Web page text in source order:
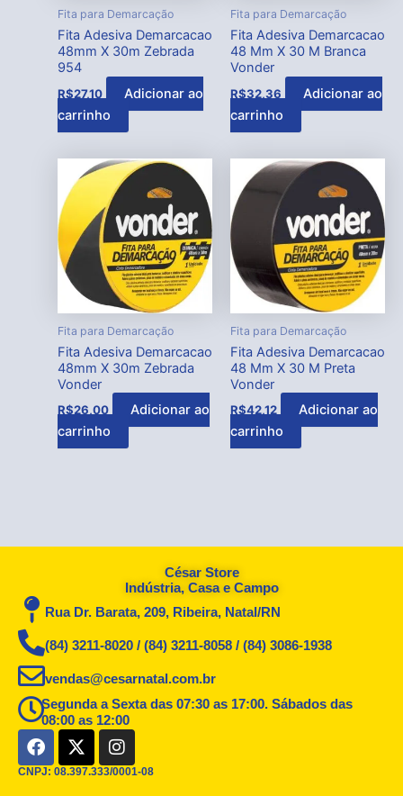
Fita para Demarcação
Fita Adesiva Demarcacao
48mm X 30m Zebrada
954
R$27,10
Adicionar ao
carrinho
Fita para Demarcação
Fita Adesiva Demarcacao
48 Mm X 30 M Branca
Vonder
R$32,36
Adicionar ao
carrinho
Fita para Demarcação
Fita Adesiva Demarcacao
48mm X 30m Zebrada
Vonder
R$26,00
Adicionar ao
carrinho
Fita para Demarcação
Fita Adesiva Demarcacao
48 Mm X 30 M Preta
Vonder
R$42,12
Adicionar ao
carrinho
César Store
Indústria, Casa e Campo
Rua Dr. Barata, 209, Ribeira, Natal/RN
(84) 3211-8020 / (84) 3211-8058 / (84) 3086-1938
vendas@cesarnatal.com.br
Segunda a Sexta das 07:30 as 17:00. Sábados das
08:00 as 12:00
F
a
c
X
-
t
I
n
s
CNPJ: 08.397.333/0001-08